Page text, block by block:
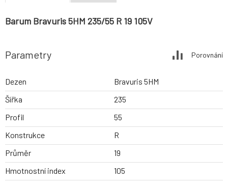
Barum Bravuris 5HM 235/55 R 19 105V
Parametry Porovnání
Dezen
Bravuris 5HM
Šířka
235
Profil
55
Konstrukce
R
Průměr
19
Hmotnostní index
105